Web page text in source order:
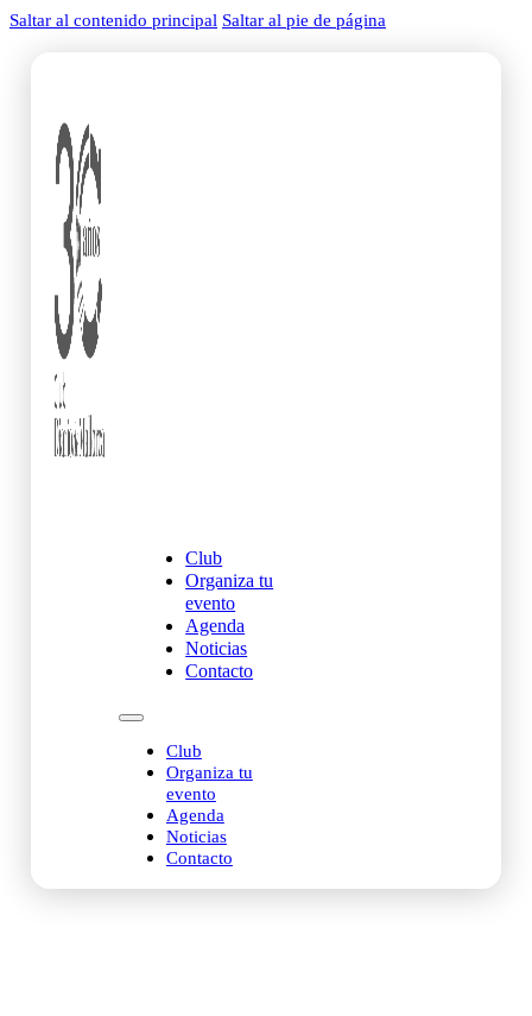
Saltar al contenido principal Saltar al pie de página
Club
Organiza tu
evento
Agenda
Noticias
Contacto
Club
Organiza tu
evento
Agenda
Noticias
Contacto